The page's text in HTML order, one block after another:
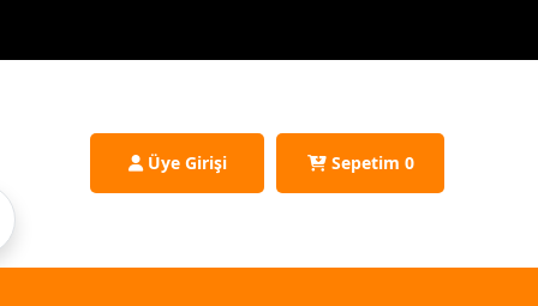
Üye Girişi Sepetim 0